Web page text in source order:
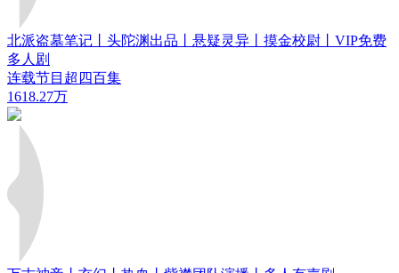
北派盗墓笔记丨头陀渊出品丨悬疑灵异丨摸金校尉丨VIP免费
多人剧
连载节目超四百集
1618.27万